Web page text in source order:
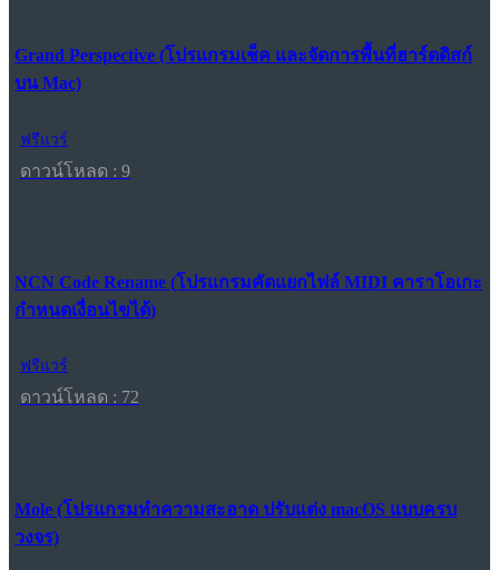
Grand Perspective (โปรแกรมเช็ค และจัดการพื้นที่ฮาร์ดดิสก์
บน Mac)
ฟรีแวร์
ดาวน์โหลด : 9
NCN Code Rename (โปรแกรมคัดแยกไฟล์ MIDI คาราโอเกะ
กำหนดเงื่อนไขได้)
ฟรีแวร์
ดาวน์โหลด : 72
Mole (โปรแกรมทำความสะอาด ปรับแต่ง macOS แบบครบ
วงจร)